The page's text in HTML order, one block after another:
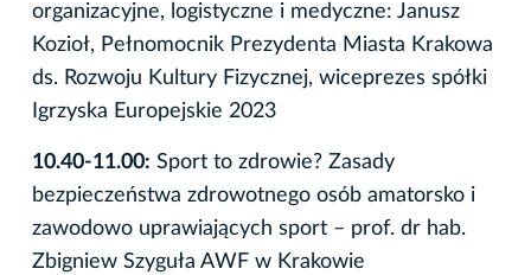
organizacyjne, logistyczne i medyczne: Janusz
Kozioł, Pełnomocnik Prezydenta Miasta Krakowa
ds. Rozwoju Kultury Fizycznej, wiceprezes spółki
Igrzyska Europejskie 2023
10.40-11.00: Sport to zdrowie? Zasady
bezpieczeństwa zdrowotnego osób amatorsko i
zawodowo uprawiających sport – prof. dr hab.
Zbigniew Szyguła AWF w Krakowie